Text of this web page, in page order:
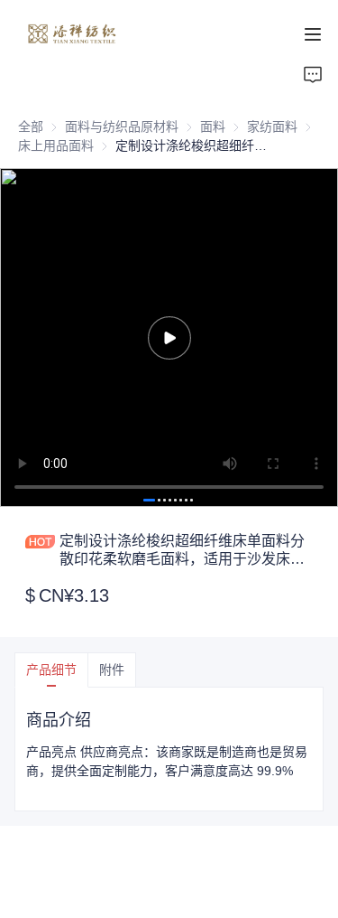
全部 面料与纺织品原材料 面料与纺织品原材料
面料 面料家纺面料 家纺面
床上用品面料 床上用品面料
定制设计涤纶梭织超细纤维床单面料分
散印花柔软磨毛面料，适用于沙发床单
$ CN¥3.13
产品细节 附件
商品介绍
产品亮点 供应商亮点：该商家既是制造商也是贸易
商，提供全面定制能力，客户满意度高达 99.9%
关于我们